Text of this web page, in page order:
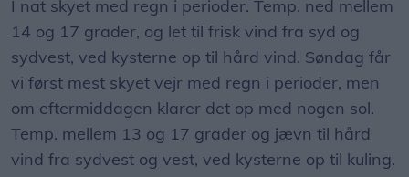
I nat skyet med regn i perioder. Temp. ned mellem
14 og 17 grader, og let til frisk vind fra syd og
sydvest, ved kysterne op til hård vind. Søndag får
vi først mest skyet vejr med regn i perioder, men
om eftermiddagen klarer det op med nogen sol.
Temp. mellem 13 og 17 grader og jævn til hård
vind fra sydvest og vest, ved kysterne op til kuling.